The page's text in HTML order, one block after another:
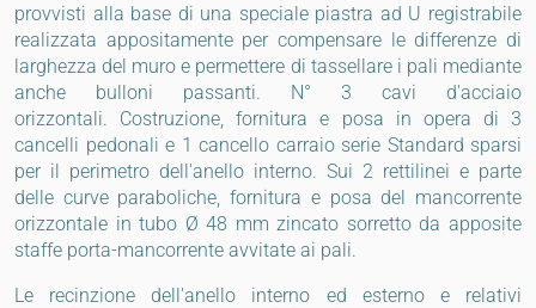
provvisti alla base di una speciale piastra ad U registrabile
realizzata appositamente per compensare le differenze di
larghezza del muro e permettere di tassellare i pali mediante
anche bulloni passanti. N° 3 cavi d'acciaio
orizzontali. Costruzione, fornitura e posa in opera di 3
cancelli pedonali e 1 cancello carraio serie Standard sparsi
per il perimetro dell'anello interno. Sui 2 rettilinei e parte
delle curve paraboliche, fornitura e posa del mancorrente
orizzontale in tubo Ø 48 mm zincato sorretto da apposite
staffe porta-mancorrente avvitate ai pali.
Le recinzione dell'anello interno ed esterno e relativi